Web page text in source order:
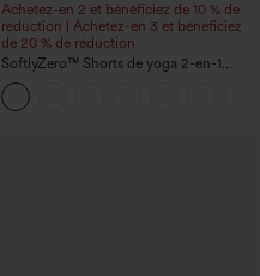
+5
Achetez-en 2 et bénéficiez de 10 % de
réduction | Achetez-en 3 et bénéficiez
de 20 % de réduction
SoftlyZero™ Shorts de yoga 2-en-1
InstantCool, super taille haute, aérés, 5''
avec poches — longueur allongée